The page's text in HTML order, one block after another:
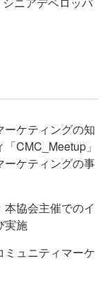
ーケティングの知
CMC_Meetup」
ーケティングの事
協会主催でのイ
実施
ュニティマーケ